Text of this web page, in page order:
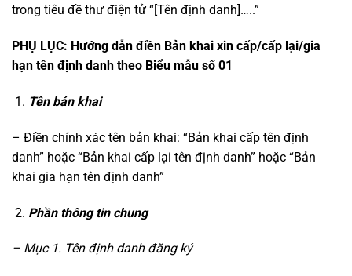
trong tiêu đề thư điện tử “[Tên định danh]…..”
PHỤ LỤC: Hướng dẫn điền Bản khai xin cấp/cấp lại/gia
hạn tên định danh theo Biểu mẫu số 01
Tên bản khai
– Điền chính xác tên bản khai: “Bản khai cấp tên định
danh” hoặc “Bản khai cấp lại tên định danh” hoặc “Bản
khai gia hạn tên định danh”
Phần thông tin chung
– Mục 1. Tên định danh đăng ký